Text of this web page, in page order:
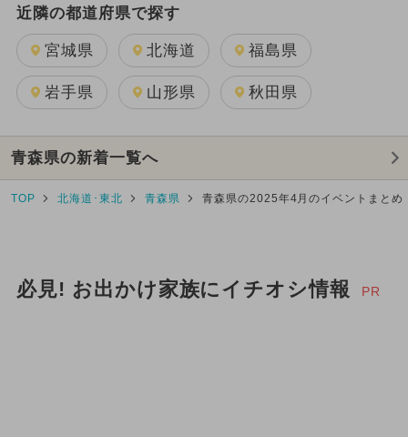
近隣の都道府県で探す
宮城県 北海道 福島県
岩手県 山形県 秋田県
青森県の新着一覧へ
TOP 北海道･東北 青森県 青森県の2025年4月のイベントまとめ
必見! お出かけ家族にイチオシ情報 PR